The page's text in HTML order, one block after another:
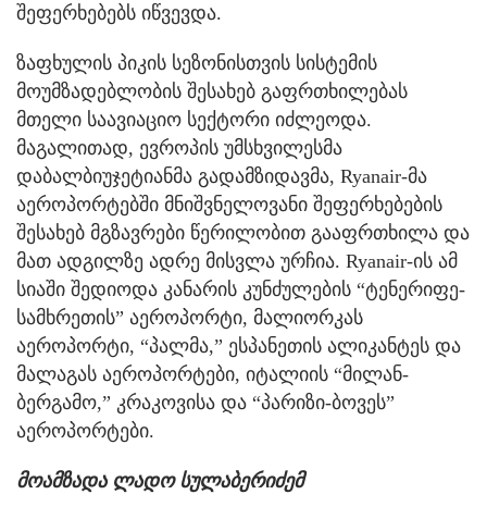
შეფერხებებს იწვევდა.
ზაფხულის პიკის სეზონისთვის სისტემის
მოუმზადებლობის შესახებ გაფრთხილებას
მთელი საავიაციო სექტორი იძლეოდა.
მაგალითად, ევროპის უმსხვილესმა
დაბალბიუჯეტიანმა გადამზიდავმა, Ryanair-მა
აეროპორტებში მნიშვნელოვანი შეფერხებების
შესახებ მგზავრები წერილობით გააფრთხილა და
მათ ადგილზე ადრე მისვლა ურჩია. Ryanair-ის ამ
სიაში შედიოდა კანარის კუნძულების “ტენერიფე-
სამხრეთის” აეროპორტი, მალიორკას
აეროპორტი, “პალმა,” ესპანეთის ალიკანტეს და
მალაგას აეროპორტები, იტალიის “მილან-
ბერგამო,” კრაკოვისა და “პარიზი-ბოვეს”
აეროპორტები.
მოამზადა ლადო სულაბერიძემ